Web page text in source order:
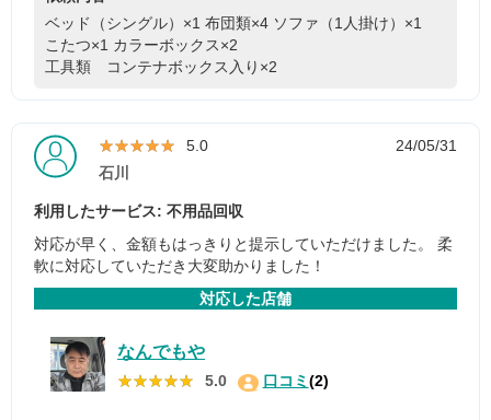
ベッド（シングル）×1 布団類×4 ソファ（1人掛け）×1
こたつ×1 カラーボックス×2
工具類 コンテナボックス入り×2
★★★★★
★★★★★ 5.0
24/05/31
石川
利用したサービス: 不用品回収
対応が早く、金額もはっきりと提示していただけました。 柔
軟に対応していただき大変助かりました！
対応した店舗
なんでもや
★★★★★
★★★★★ 5.0 口コミ(2)